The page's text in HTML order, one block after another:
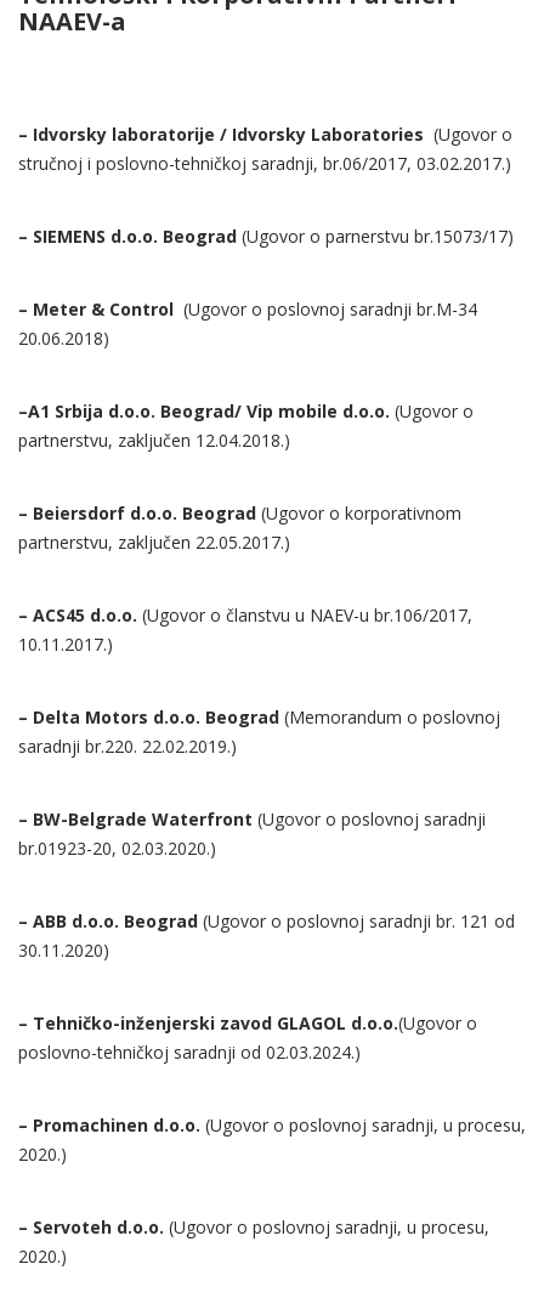
NAAEV-a
– Idvorsky laboratorije / Idvorsky Laboratories (Ugovor o
stručnoj i poslovno-tehničkoj saradnji, br.06/2017, 03.02.2017.)
– SIEMENS d.o.o. Beograd (Ugovor o parnerstvu br.15073/17)
– Meter & Control (Ugovor o poslovnoj saradnji br.M-34
20.06.2018)
–A1 Srbija d.o.o. Beograd/ Vip mobile d.o.o. (Ugovor o
partnerstvu, zaključen 12.04.2018.)
– Beiersdorf d.o.o. Beograd (Ugovor o korporativnom
partnerstvu, zaključen 22.05.2017.)
– ACS45 d.o.o. (Ugovor o članstvu u NAEV-u br.106/2017,
10.11.2017.)
– Delta Motors d.o.o. Beograd (Memorandum o poslovnoj
saradnji br.220. 22.02.2019.)
– BW-Belgrade Waterfront (Ugovor o poslovnoj saradnji
br.01923-20, 02.03.2020.)
– ABB d.o.o. Beograd (Ugovor o poslovnoj saradnji br. 121 od
30.11.2020)
– Tehničko-inženjerski zavod GLAGOL d.o.o.(Ugovor o
poslovno-tehničkoj saradnji od 02.03.2024.)
– Promachinen d.o.o. (Ugovor o poslovnoj saradnji, u procesu,
2020.)
– Servoteh d.o.o. (Ugovor o poslovnoj saradnji, u procesu,
2020.)